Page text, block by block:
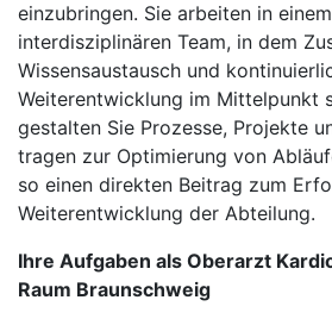
einzubringen. Sie arbeiten in
interdisziplinären Team, in dem
Wissensaustausch und
Weiterentwicklung im Mittelpunkt
gestalten Sie Prozesse, Projekte
tragen zur Optimierung von
so einen direkten Beitrag zum
Weiterentwicklung der Abteilung.
Ihre Aufgaben als Oberarzt
Raum Braunschweig